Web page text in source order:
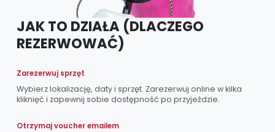
JAK TO DZIAŁA (DLACZEGO
REZERWOWAĆ)
Zarezerwuj sprzęt
Wybierz lokalizację, daty i sprzęt. Zarezerwuj online w kilka
kliknięć i zapewnij sobie dostępność po przyjeździe.
Otrzymaj voucher emailem